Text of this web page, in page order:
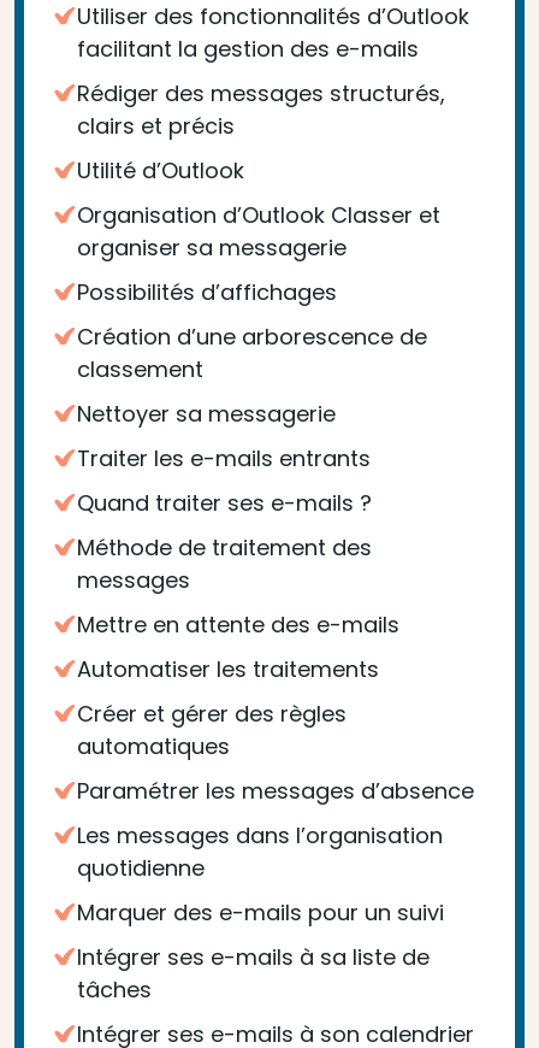
Utiliser des fonctionnalités d’Outlook
facilitant la gestion des e-mails
Rédiger des messages structurés,
clairs et précis
Utilité d’Outlook
Organisation d’Outlook Classer et
organiser sa messagerie
Possibilités d’affichages
Création d’une arborescence de
classement
Nettoyer sa messagerie
Traiter les e-mails entrants
Quand traiter ses e-mails ?
Méthode de traitement des
messages
Mettre en attente des e-mails
Automatiser les traitements
Créer et gérer des règles
automatiques
Paramétrer les messages d’absence
Les messages dans l’organisation
quotidienne
Marquer des e-mails pour un suivi
Intégrer ses e-mails à sa liste de
tâches
Intégrer ses e-mails à son calendrier